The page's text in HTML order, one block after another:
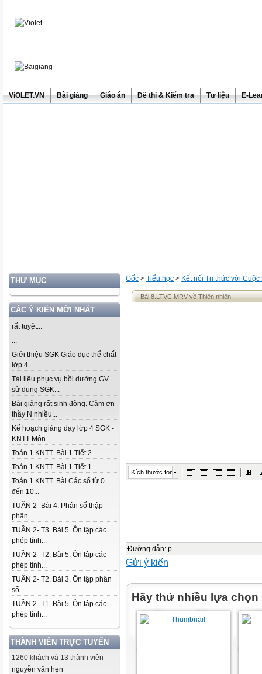
ViOLET.VN Bài giảng Giáo án Đề thi & Kiểm tra Tư liệu E-
THƯ MỤC
CÁC Ý KIẾN MỚI NHẤT
rất tuyệt...
...
Giới thiệu SGK Giáo dục thể chất
lớp 4...
Tài liệu phục vụ bồi dưỡng GV
sử dụng SGK...
Bài giảng rất sinh động. Cảm ơn
thầy N nhiều...
Kế hoạch giảng dạy lớp 4 SGK -
KNTT Môn...
Toán 1 KNTT. Bài 1 Tiết 2....
Toán 1 KNTT. Bài 1 Tiết 1....
Toán 1 KNTT. Bài Các số từ 0
đến 10...
TUẦN 2- Bài 4. Phân số thập
phân...
TUẦN 2- T3. Bài 5. Ôn tập các
phép tính...
TUẦN 2- T2. Bài 5. Ôn tập các
phép tính...
TUẦN 2- T2. Bài 3. Ôn tập phân
số...
TUẦN 2- T1. Bài 5. Ôn tập các
phép tính...
THÀNH VIÊN TRỰC TUYẾN
1260 khách và 13 thành viên
nguyễn văn hẹn
Gốc > Tiểu học > Kết nối Tri thức với Cuộc
Bài 8.LTVC.MRV về Thiên nhiên
Kích thước font
Đường dẫn: p
Gửi ý kiến
Hãy thử nhiều lựa chọn